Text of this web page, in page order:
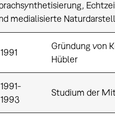
medialisierte
1991
Gründung von
Hübler
1991-
1993
Studium der